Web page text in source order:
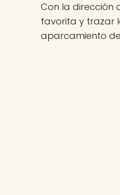
Con la dirección
favorita y trazar
aparcamiento